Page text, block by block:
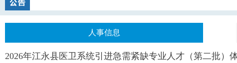
人事信息
2026年江永县医卫系统引进急需紧缺专业人才（第二批）